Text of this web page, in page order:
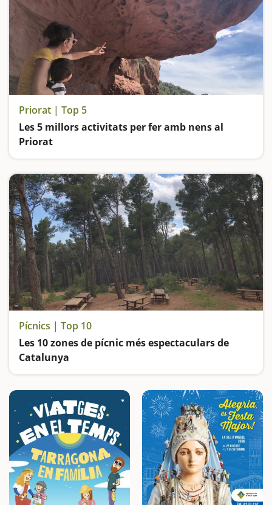
Priorat | Top 5
Les 5 millors activitats per fer amb nens al
Priorat
Pícnics | Top 10
Les 10 zones de pícnic més espectaculars de
Catalunya